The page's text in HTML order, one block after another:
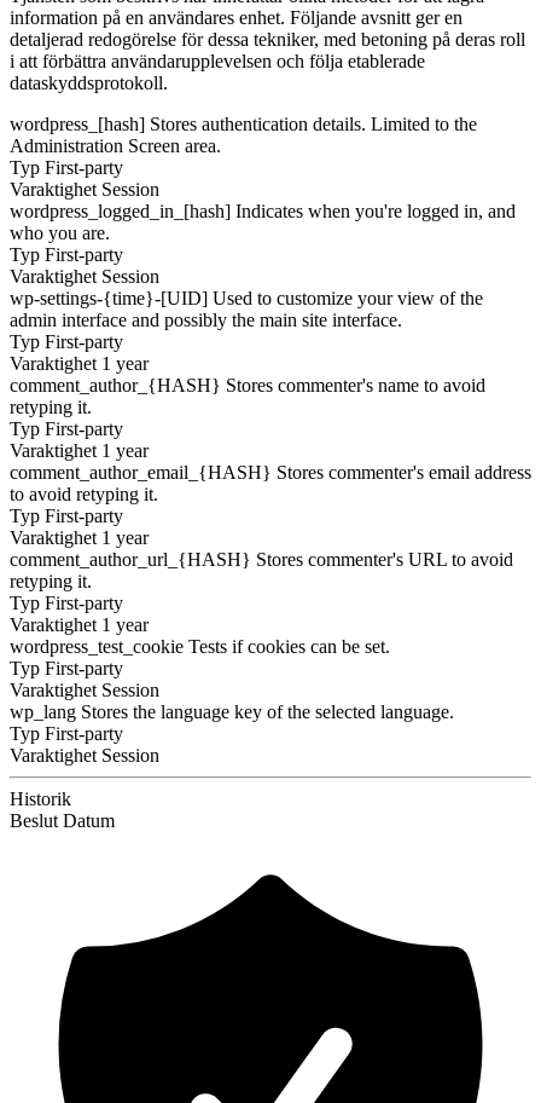
information på en användares enhet. Följande avsnitt ger en
detaljerad redogörelse för dessa tekniker, med betoning på deras roll
i att förbättra användarupplevelsen och följa etablerade
dataskyddsprotokoll.
wordpress_[hash] Stores authentication details. Limited to the
Administration Screen area.
Typ First-party
Varaktighet Session
wordpress_logged_in_[hash] Indicates when you're logged in, and
who you are.
Typ First-party
Varaktighet Session
wp-settings-{time}-[UID] Used to customize your view of the
admin interface and possibly the main site interface.
Typ First-party
Varaktighet 1 year
comment_author_{HASH} Stores commenter's name to avoid
retyping it.
Typ First-party
Varaktighet 1 year
comment_author_email_{HASH} Stores commenter's email address
to avoid retyping it.
Typ First-party
Varaktighet 1 year
comment_author_url_{HASH} Stores commenter's URL to avoid
retyping it.
Typ First-party
Varaktighet 1 year
wordpress_test_cookie Tests if cookies can be set.
Typ First-party
Varaktighet Session
wp_lang Stores the language key of the selected language.
Typ First-party
Varaktighet Session
Historik
Beslut Datum